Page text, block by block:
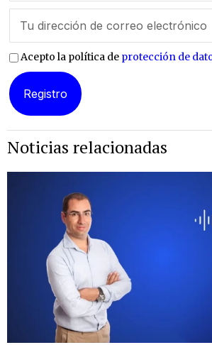
Acepto la política de protección de
Noticias relacionadas